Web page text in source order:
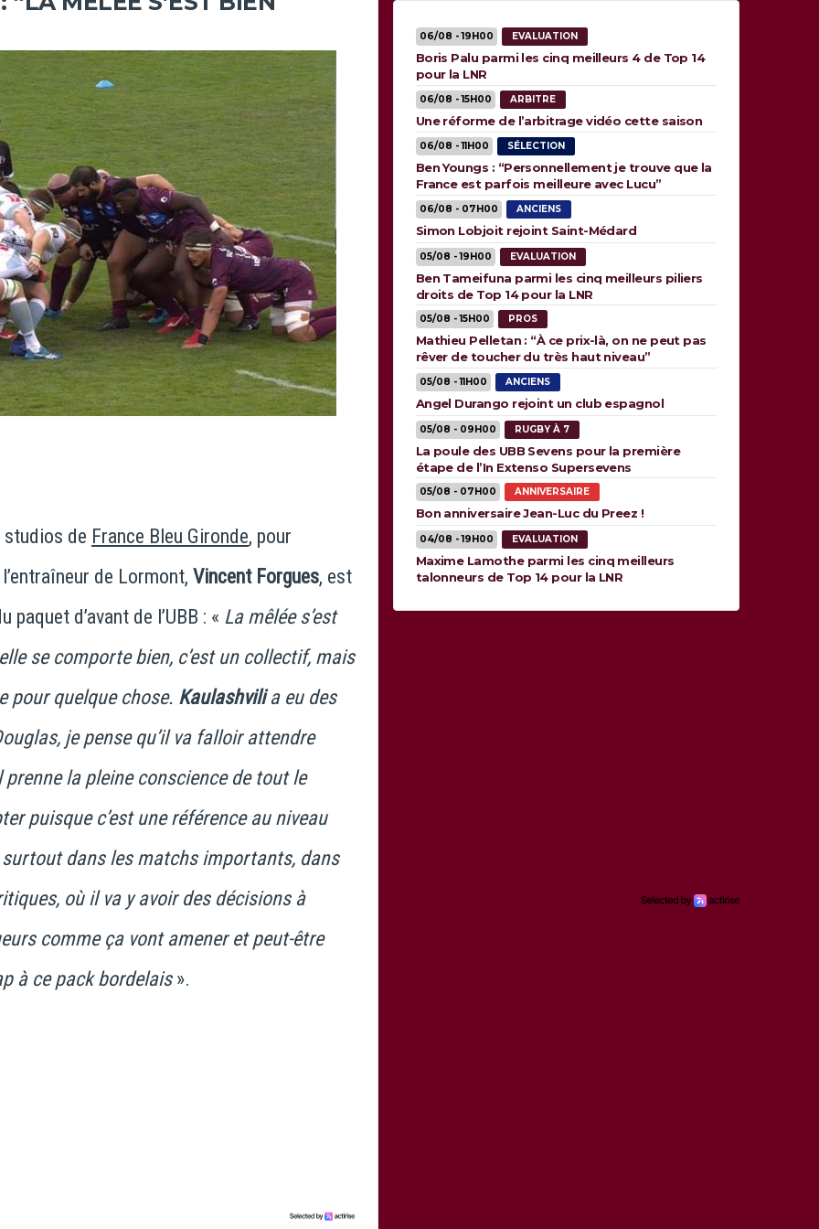
studios de France Bleu Gironde, pour
de Lormont, Vincent Forgues, est
d’avant de l’UBB : « La mêlée s’est
se comporte bien, c’est un collectif, mais
pour quelque chose. Kaulashvilia eu des
je pense qu’il va falloir attendre
la pleine conscience de tout le
puisque c’est une référence au niveau
dans les matchs importants, dans
où il va y avoir des décisions à
comme ça vont amener et peut-être
à ce pack bordelais».
06/08 - 19H00 EVALUATION
Boris Palu parmi les cinq meilleurs 4 de Top 14
pour la LNR
06/08 - 15H00 ARBITRE
Une réforme de l’arbitrage vidéo cette saison
06/08 - 11H00 SÉLECTION
Ben Youngs : “Personnellement je trouve que la
France est parfois meilleure avec Lucu”
06/08 - 07H00 ANCIENS
Simon Lobjoit rejoint Saint-Médard
05/08 - 19H00 EVALUATION
Ben Tameifuna parmi les cinq meilleurs piliers
droits de Top 14 pour la LNR
05/08 - 15H00 PROS
Mathieu Pelletan : “À ce prix-là, on ne peut pas
rêver de toucher du très haut niveau”
05/08 - 11H00 ANCIENS
Angel Durango rejoint un club espagnol
05/08 - 09H00 RUGBY À 7
La poule des UBB Sevens pour la première
étape de l’In Extenso Supersevens
05/08 - 07H00 ANNIVERSAIRE
Bon anniversaire Jean-Luc du Preez !
04/08 - 19H00 EVALUATION
Maxime Lamothe parmi les cinq meilleurs
talonneurs de Top 14 pour la LNR